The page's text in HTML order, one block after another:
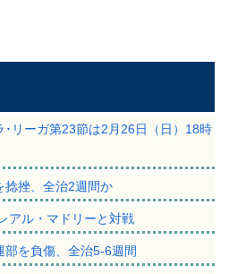
･リーガ第23節は2月26日（日）18時
捻挫、全治2週間か
アル・マドリーと対戦
部を負傷、全治5-6週間